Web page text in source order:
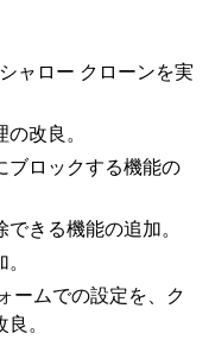
ャロー クローンを実
改良。
ブロックする機能の
きる機能の追加。
ームでの設定を、ク
。